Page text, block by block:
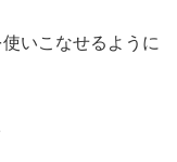
いこなせるように